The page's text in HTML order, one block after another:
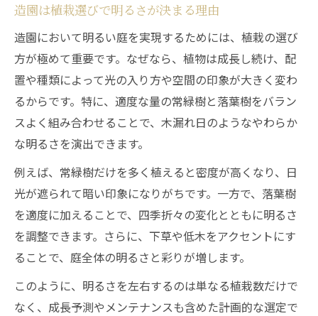
造園は植栽選びで明るさが決まる理由
造園において明るい庭を実現するためには、植栽の選び
方が極めて重要です。なぜなら、植物は成長し続け、配
置や種類によって光の入り方や空間の印象が大きく変わ
るからです。特に、適度な量の常緑樹と落葉樹をバラン
スよく組み合わせることで、木漏れ日のようなやわらか
な明るさを演出できます。
例えば、常緑樹だけを多く植えると密度が高くなり、日
光が遮られて暗い印象になりがちです。一方で、落葉樹
を適度に加えることで、四季折々の変化とともに明るさ
を調整できます。さらに、下草や低木をアクセントにす
ることで、庭全体の明るさと彩りが増します。
このように、明るさを左右するのは単なる植栽数だけで
なく、成長予測やメンテナンスも含めた計画的な選定で